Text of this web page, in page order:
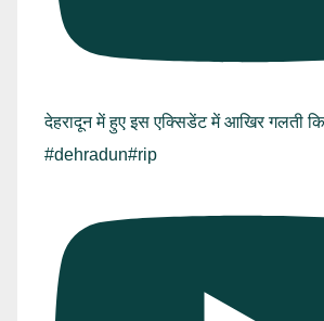
देहरादून में हुए इस एक्सिडेंट में आखिर गलती
#dehradun#rip